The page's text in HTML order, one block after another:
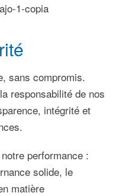
sans compromis.
responsabilité de nos
intégrité et
performance :
solide, le
matière